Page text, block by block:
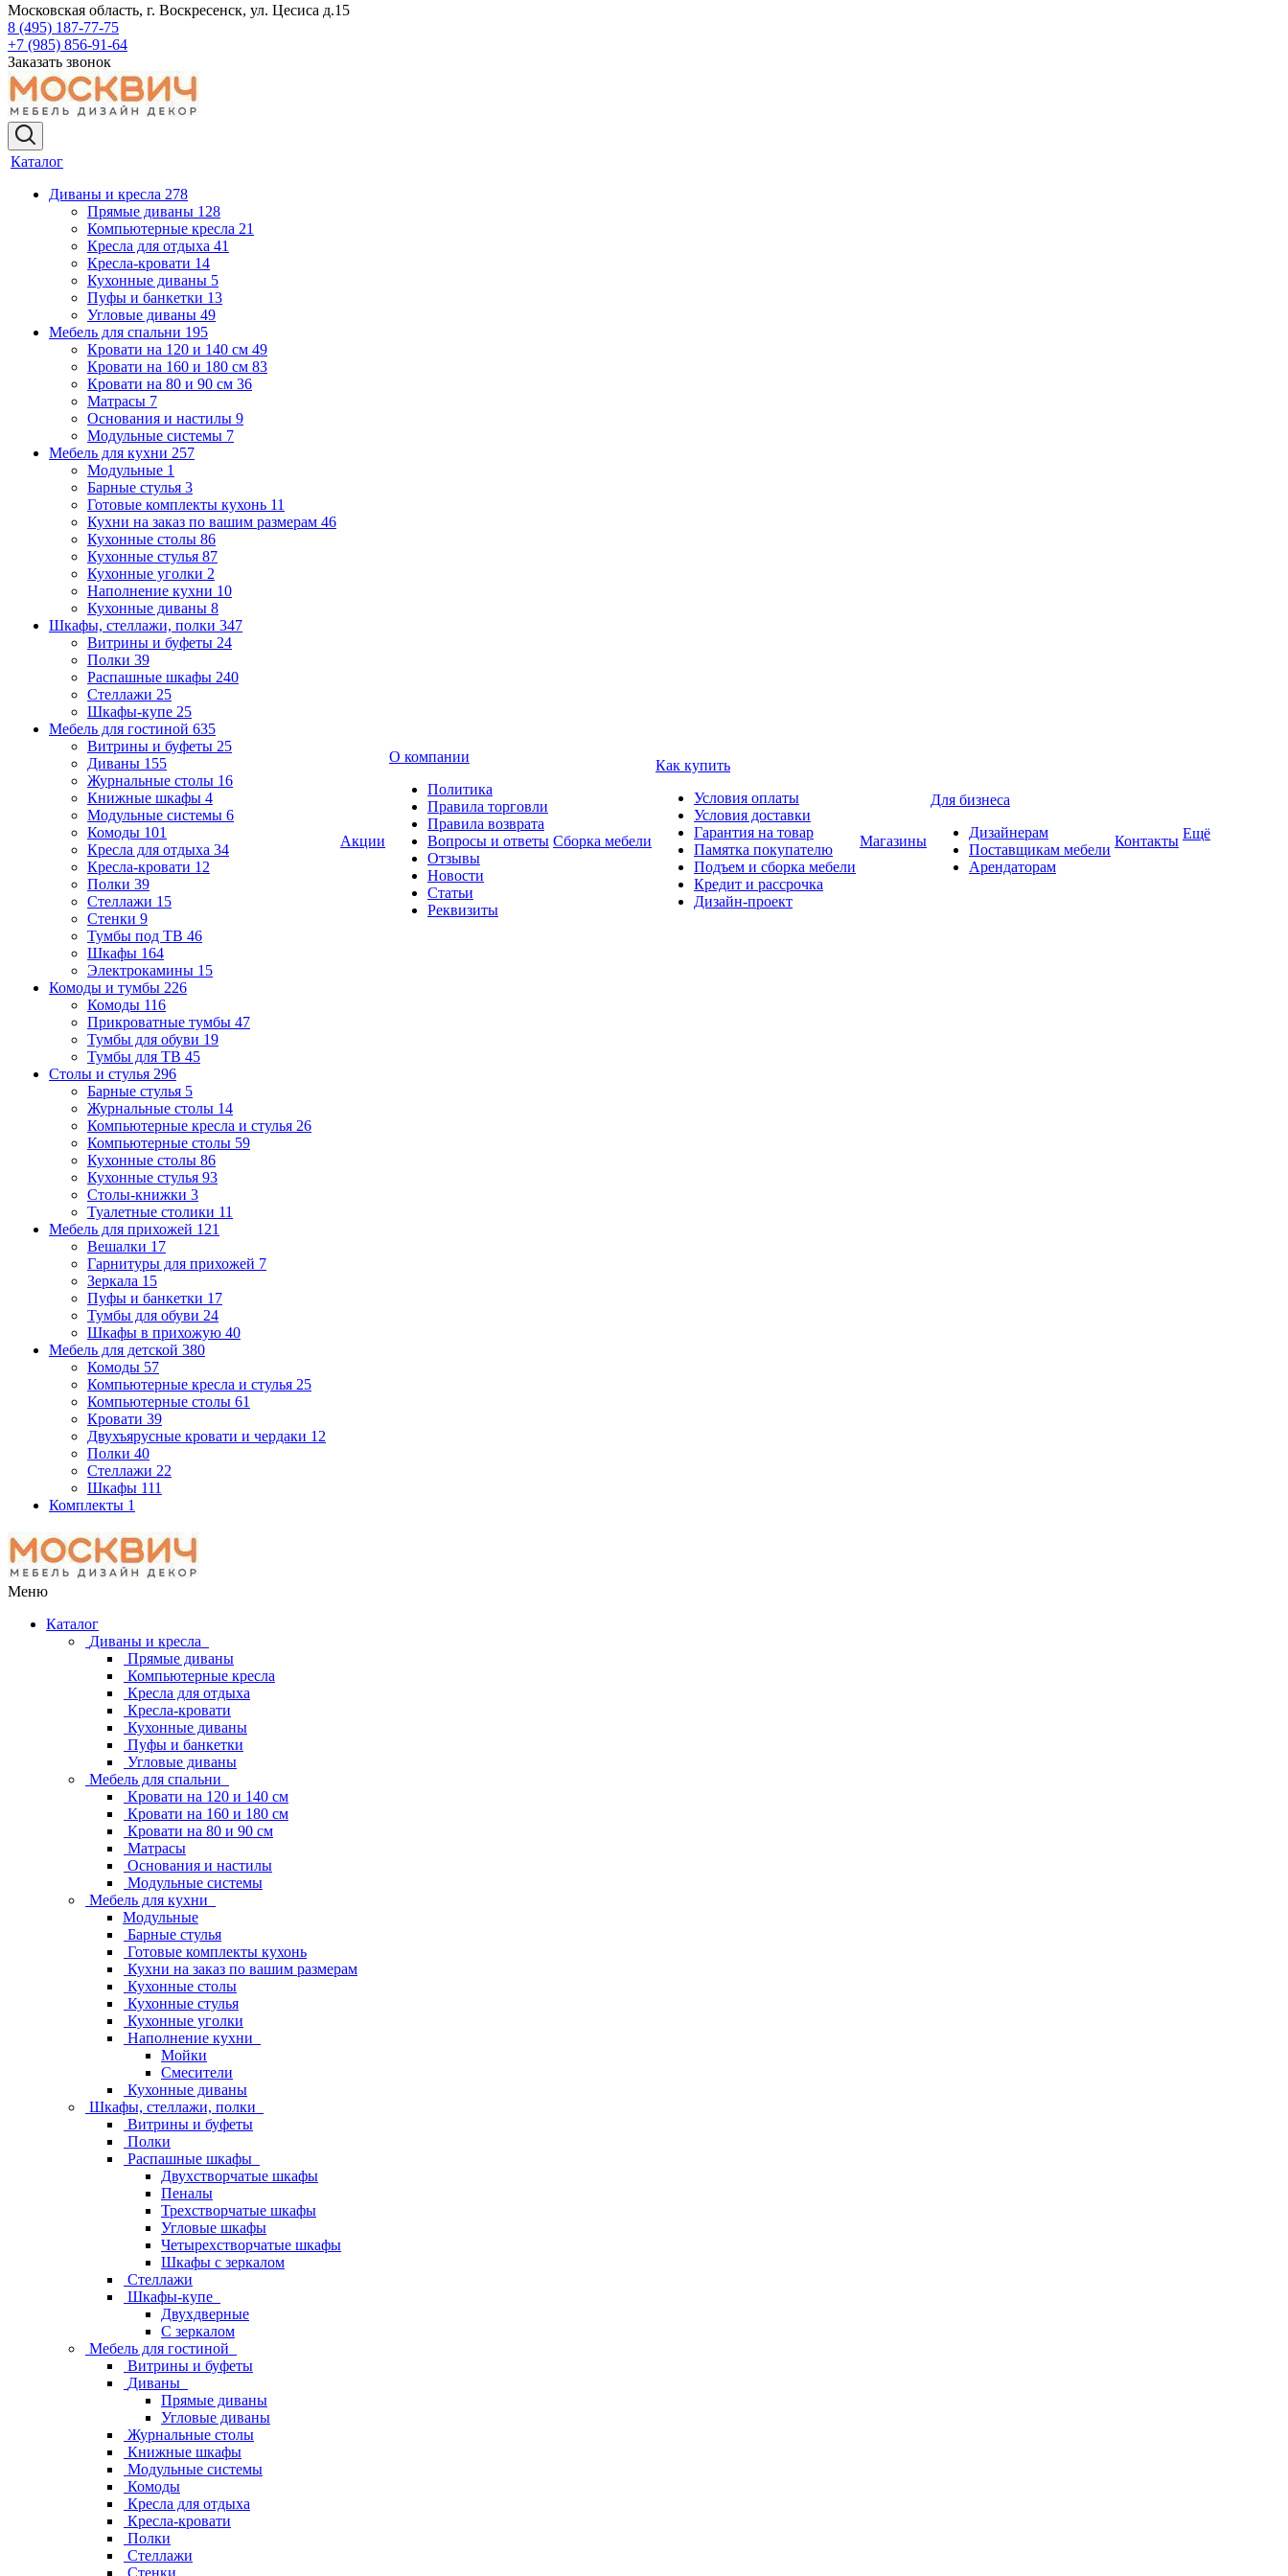
Московская область, г. Воскресенск, ул. Цесиса д.15
8 (495) 187-77-75
+7 (985) 856-91-64
Заказать звонок
Каталог
Диваны и кресла 278
Прямые диваны 128
Компьютерные кресла 21
Кресла для отдыха 41
Кресла-кровати 14
Кухонные диваны 5
Пуфы и банкетки 13
Угловые диваны 49
Мебель для спальни 195
Кровати на 120 и 140 см 49
Кровати на 160 и 180 см 83
Кровати на 80 и 90 см 36
Матрасы 7
Основания и настилы 9
Модульные системы 7
Мебель для кухни 257
Модульные 1
Барные стулья 3
Готовые комплекты кухонь 11
Кухни на заказ по вашим размерам 46
Кухонные столы 86
Кухонные стулья 87
Кухонные уголки 2
Наполнение кухни 10
Кухонные диваны 8
Шкафы, стеллажи, полки 347
Витрины и буфеты 24
Полки 39
Распашные шкафы 240
Стеллажи 25
Шкафы-купе 25
Мебель для гостиной 635
Витрины и буфеты 25
Диваны 155
Журнальные столы 16
Книжные шкафы 4
Модульные системы 6
Комоды 101
Кресла для отдыха 34
Кресла-кровати 12
Полки 39
Стеллажи 15
Стенки 9
Тумбы под ТВ 46
Шкафы 164
Электрокамины 15
Комоды и тумбы 226
Комоды 116
Прикроватные тумбы 47
Тумбы для обуви 19
Тумбы для ТВ 45
Столы и стулья 296
Барные стулья 5
Журнальные столы 14
Компьютерные кресла и стулья 26
Компьютерные столы 59
Кухонные столы 86
Кухонные стулья 93
Столы-книжки 3
Туалетные столики 11
Мебель для прихожей 121
Вешалки 17
Гарнитуры для прихожей 7
Зеркала 15
Пуфы и банкетки 17
Тумбы для обуви 24
Шкафы в прихожую 40
Мебель для детской 380
Комоды 57
Компьютерные кресла и стулья 25
Компьютерные столы 61
Кровати 39
Двухъярусные кровати и чердаки 12
Полки 40
Стеллажи 22
Шкафы 111
Комплекты 1
Акции
О компании
Политика
Правила торговли
Правила возврата
Вопросы и ответы
Отзывы
Новости
Статьи
Реквизиты
Сборка мебели
Как купить
Условия оплаты
Условия доставки
Гарантия на товар
Памятка покупателю
Подъем и сборка мебели
Кредит и рассрочка
Дизайн-проект
Магазины
Для бизнеса
Дизайнерам
Поставщикам мебели
Арендаторам
Контакты Ещё
Меню
Каталог
Диваны и кресла
Прямые диваны
Компьютерные кресла
Кресла для отдыха
Кресла-кровати
Кухонные диваны
Пуфы и банкетки
Угловые диваны
Мебель для спальни
Кровати на 120 и 140 см
Кровати на 160 и 180 см
Кровати на 80 и 90 см
Матрасы
Основания и настилы
Модульные системы
Мебель для кухни
Модульные
Барные стулья
Готовые комплекты кухонь
Кухни на заказ по вашим размерам
Кухонные столы
Кухонные стулья
Кухонные уголки
Наполнение кухни
Мойки
Смесители
Кухонные диваны
Шкафы, стеллажи, полки
Витрины и буфеты
Полки
Распашные шкафы
Двухстворчатые шкафы
Пеналы
Трехстворчатые шкафы
Угловые шкафы
Четырехстворчатые шкафы
Шкафы с зеркалом
Стеллажи
Шкафы-купе
Двухдверные
С зеркалом
Мебель для гостиной
Витрины и буфеты
Диваны
Прямые диваны
Угловые диваны
Журнальные столы
Книжные шкафы
Модульные системы
Комоды
Кресла для отдыха
Кресла-кровати
Полки
Стеллажи
Стенки